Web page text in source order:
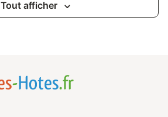
Tout afficher